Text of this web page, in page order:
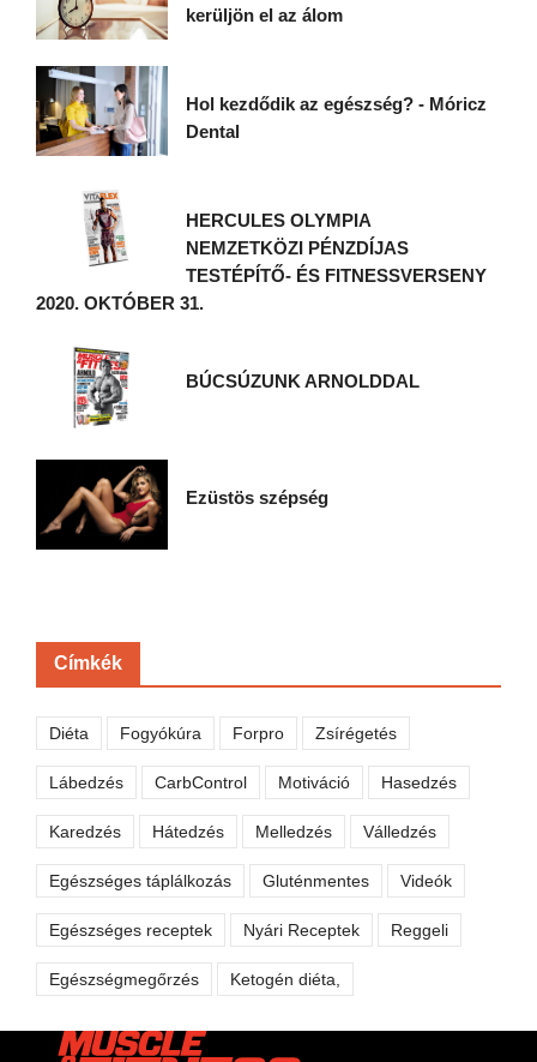
kerüljön el az álom
Hol kezdődik az egészség? - Móricz
Dental
HERCULES OLYMPIA
NEMZETKÖZI PÉNZDÍJAS
TESTÉPÍTŐ- ÉS FITNESSVERSENY
2020. OKTÓBER 31.
BÚCSÚZUNK ARNOLDDAL
Ezüstös szépség
Címkék
Diéta Fogyókúra Forpro Zsírégetés
Lábedzés CarbControl Motiváció Hasedzés
Karedzés Hátedzés Melledzés Válledzés
Egészséges táplálkozás Gluténmentes Videók
Egészséges receptek Nyári Receptek Reggeli
Egészségmegőrzés Ketogén diéta,